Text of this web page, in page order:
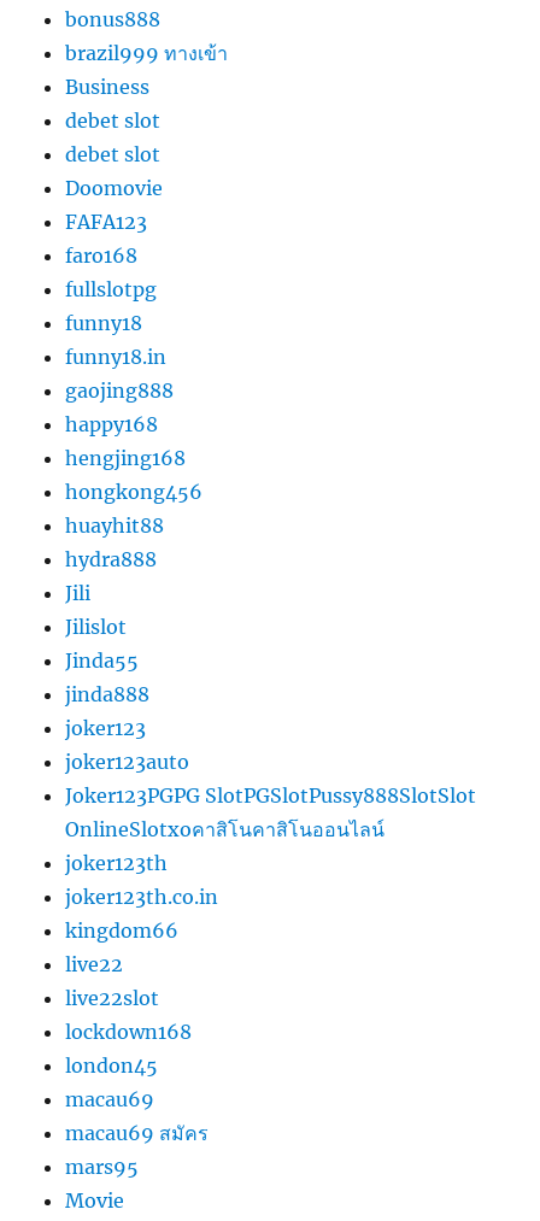
bonus888
brazil999 ทางเข้า
Business
debet slot
debet slot
Doomovie
FAFA123
faro168
fullslotpg
funny18
funny18.in
gaojing888
happy168
hengjing168
hongkong456
huayhit88
hydra888
Jili
Jilislot
Jinda55
jinda888
joker123
joker123auto
Joker123PGPG SlotPGSlotPussy888SlotSlot
OnlineSlotxoคาสิโนคาสิโนออนไลน์
joker123th
joker123th.co.in
kingdom66
live22
live22slot
lockdown168
london45
macau69
macau69 สมัคร
mars95
Movie